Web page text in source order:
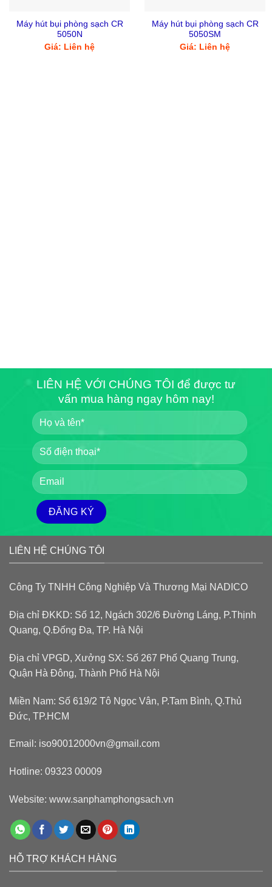
Máy hút bụi phòng sạch CR
5050N
Giá: Liên hệ
Máy hút bụi phòng sạch CR
5050SM
Giá: Liên hệ
LIÊN HỆ VỚI CHÚNG TÔI để được tư
vấn mua hàng ngay hôm nay!
LIÊN HỆ CHÚNG TÔI
Công Ty TNHH Công Nghiệp Và Thương Mại NADICO
Địa chỉ ĐKKD: Số 12, Ngách 302/6 Đường Láng, P.Thịnh
Quang, Q.Đống Đa, TP. Hà Nội
Địa chỉ VPGD, Xưởng SX: Số 267 Phố Quang Trung,
Quận Hà Đông, Thành Phố Hà Nội
Miền Nam: Số 619/2 Tô Ngọc Vân, P.Tam Bình, Q.Thủ
Đức, TP.HCM
Email: iso90012000vn@gmail.com
Hotline: 09323 00009
Website: www.sanphamphongsach.vn
HỖ TRỢ KHÁCH HÀNG